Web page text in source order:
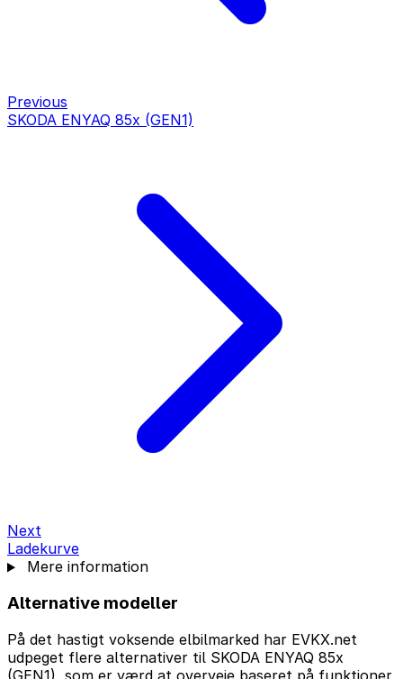
Previous
SKODA ENYAQ 85x (GEN1)
Next
Ladekurve
Mere information
Alternative modeller
På det hastigt voksende elbilmarked har EVKX.net
udpeget flere alternativer til SKODA ENYAQ 85x
(GEN1), som er værd at overveje baseret på funktioner,